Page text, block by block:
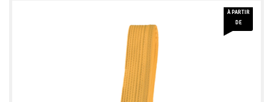
À PARTIR
DE
16 €